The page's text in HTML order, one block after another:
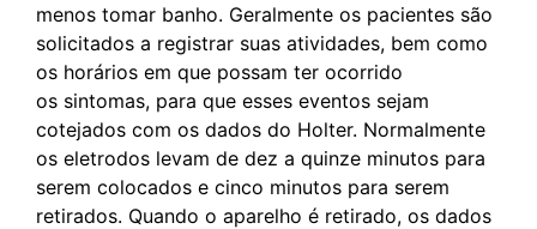
menos tomar banho. Geralmente os pacientes são
solicitados a registrar suas atividades, bem como
os horários em que possam ter ocorrido
os sintomas, para que esses eventos sejam
cotejados com os dados do Holter. Normalmente
os eletrodos levam de dez a quinze minutos para
serem colocados e cinco minutos para serem
retirados. Quando o aparelho é retirado, os dados